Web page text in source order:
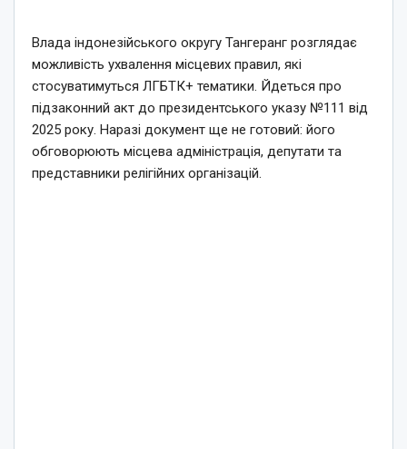
Влада індонезійського округу Тангеранг розглядає
можливість ухвалення місцевих правил, які
стосуватимуться ЛГБТК+ тематики. Йдеться про
підзаконний акт до президентського указу №111 від
2025 року. Наразі документ ще не готовий: його
обговорюють місцева адміністрація, депутати та
представники релігійних організацій.